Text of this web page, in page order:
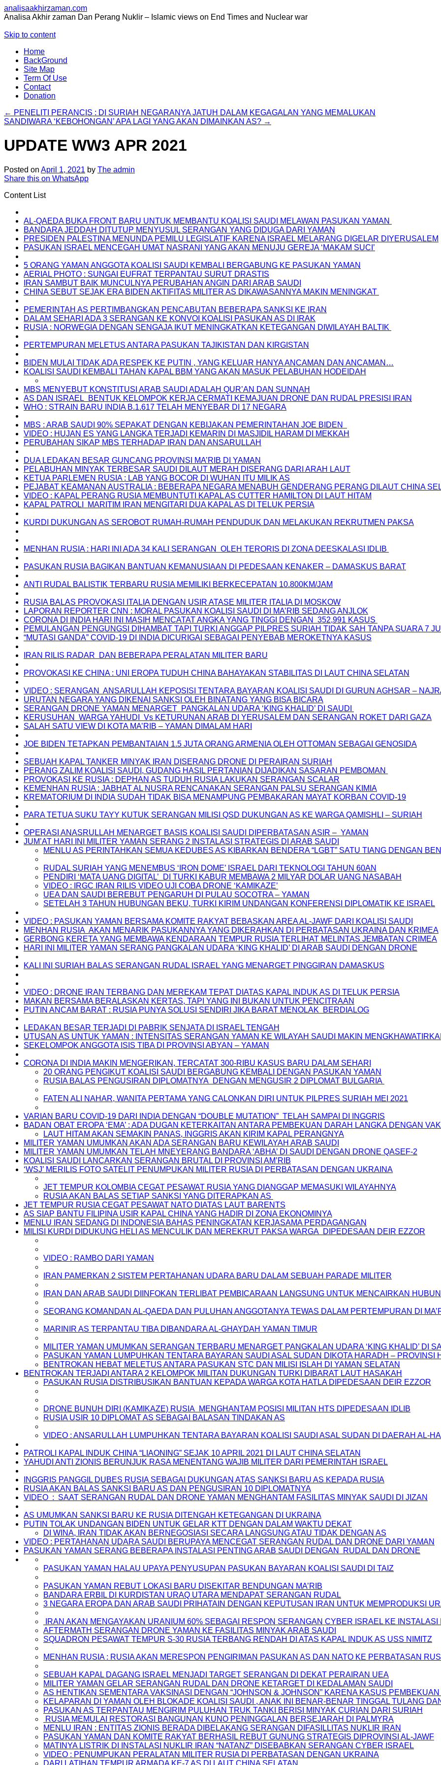
analisaakhirzaman.com
Analisa Akhir zaman Dan Perang Nuklir – Islamic views on End Times and Nuclear war
Skip to content
Home
BackGround
Site Map
Term Of Use
Contact
Donation
← PENELITI PERANCIS : DI SURIAH NEGARANYA JATUH DALAM KEGAGALAN YANG MEMALUKAN
SANDIWARA ‘KEBOHONGAN’ APA LAGI YANG AKAN DIMAINKAN AS? →
UPDATE WW3 APR 2021
Posted on April 1, 2021 by The admin
Share this on WhatsApp
Content List
AL-QAEDA BUKA FRONT BARU UNTUK MEMBANTU KOALISI SAUDI MELAWAN PASUKAN YAMAN
BANDARA JEDDAH DITUTUP MENYUSUL SERANGAN YANG DIDUGA DARI YAMAN
PRESIDEN PALESTINA MENUNDA PEMILU LEGISLATIF KARENA ISRAEL MELARANG DIGELAR DIYERUSALEM
PASUKAN ISRAEL MENCEGAH UMAT NASRANI YANG AKAN MENUJU GEREJA ‘MAKAM SUCI’
5 ORANG YAMAN ANGGOTA KOALISI SAUDI KEMBALI BERGABUNG KE PASUKAN YAMAN
AERIAL PHOTO : SUNGAI EUFRAT TERPANTAU SURUT DRASTIS
IRAN SAMBUT BAIK MUNCULNYA PERUBAHAN ANGIN DARI ARAB SAUDI
CHINA SEBUT SEJAK ERA BIDEN AKTIFITAS MILITER AS DIKAWASANNYA MAKIN MENINGKAT
PEMERINTAH AS PERTIMBANGKAN PENCABUTAN BEBERAPA SANKSI KE IRAN
DALAM SEHARI ADA 3 SERANGAN KE KONVOI KOALISI PASUKAN AS DI IRAK
RUSIA : NORWEGIA DENGAN SENGAJA IKUT MENINGKATKAN KETEGANGAN DIWILAYAH BALTIK
PERTEMPURAN MELETUS ANTARA PASUKAN TAJIKISTAN DAN KIRGISTAN
BIDEN MULAI TIDAK ADA RESPEK KE PUTIN , YANG KELUAR HANYA ANCAMAN DAN ANCAMAN…
KOALISI SAUDI KEMBALI TAHAN KAPAL BBM YANG AKAN MASUK PELABUHAN HODEIDAH
MBS MENYEBUT KONSTITUSI ARAB SAUDI ADALAH QUR’AN DAN SUNNAH
AS DAN ISRAEL BENTUK KELOMPOK KERJA CERMATI KEMAJUAN DRONE DAN RUDAL PRESISI IRAN
WHO : STRAIN BARU INDIA B.1.617 TELAH MENYEBAR DI 17 NEGARA
MBS : ARAB SAUDI 90% SEPAKAT DENGAN KEBIJAKAN PEMERINTAHAN JOE BIDEN
VIDEO : HUJAN ES YANG LANGKA TERJADI KEMARIN DI MASJIDIL HARAM DI MEKKAH
PERUBAHAN SIKAP MBS TERHADAP IRAN DAN ANSARULLAH
DUA LEDAKAN BESAR GUNCANG PROVINSI MA’RIB DI YAMAN
PELABUHAN MINYAK TERBESAR SAUDI DILAUT MERAH DISERANG DARI ARAH LAUT
KETUA PARLEMEN RUSIA : LAB YANG BOCOR DI WUHAN ITU MILIK AS
PEJABAT KEAMANAN AUSTRALIA : BEBERAPA NEGARA MENABUH GENDERANG PERANG DILAUT CHINA
VIDEO : KAPAL PERANG RUSIA MEMBUNTUTI KAPAL AS CUTTER HAMILTON DI LAUT HITAM
KAPAL PATROLI MARITIM IRAN MENGITARI DUA KAPAL AS DI TELUK PERSIA
KURDI DUKUNGAN AS SEROBOT RUMAH-RUMAH PENDUDUK DAN MELAKUKAN REKRUTMEN PAKSA
MENHAN RUSIA : HARI INI ADA 34 KALI SERANGAN OLEH TERORIS DI ZONA DEESKALASI IDLIB
PASUKAN RUSIA BAGIKAN BANTUAN KEMANUSIAAN DI PEDESAAN KENAKER – DAMASKUS BARAT
ANTI RUDAL BALISTIK TERBARU RUSIA MEMILIKI BERKECEPATAN 10.800KM/JAM
RUSIA BALAS PROVOKASI ITALIA DENGAN USIR ATASE MILITER ITALIA DI MOSKOW
LAPORAN REPORTER CNN : MORAL PASUKAN KOALISI SAUDI DI MA’RIB SEDANG ANJLOK
CORONA DI INDIA HARI INI MASIH MENCATAT ANGKA YANG TINGGI DENGAN 352,991 KASUS
PEMULANGAN PENGUNGSI DIHAMBAT TAPI TURKI ANGGAP PILPRES SURIAH TIDAK SAH TANPA SUARA 7
“MUTASI GANDA” COVID-19 DI INDIA DICURIGAI SEBAGAI PENYEBAB MEROKETNYA KASUS
IRAN RILIS RADAR DAN BEBERAPA PERALATAN MILITER BARU
PROVOKASI KE CHINA : UNI EROPA TUDUH CHINA BAHAYAKAN STABILITAS DI LAUT CHINA SELATAN
VIDEO : SERANGAN ANSARULLAH KEPOSISI TENTARA BAYARAN KOALISI SAUDI DI GURUN AGHSAR –
URUTAN NEGARA YANG DIKENAI SANKSI OLEH BINATANG YANG BISA BICARA
SERANGAN DRONE YAMAN MENARGET PANGKALAN UDARA ‘KING KHALID’ DI SAUDI
KERUSUHAN WARGA YAHUDI Vs KETURUNAN ARAB DI YERUSALEM DAN SERANGAN ROKET DARI GAZA
SALAH SATU VIEW DI KOTA MA’RIB – YAMAN DIMALAM HARI
JOE BIDEN TETAPKAN PEMBANTAIAN 1.5 JUTA ORANG ARMENIA OLEH OTTOMAN SEBAGAI GENOSIDA
SEBUAH KAPAL TANKER MINYAK IRAN DISERANG DRONE DI PERAIRAN SURIAH
PERANG ZALIM KOALISI SAUDI, GUDANG HASIL PERTANIAN DIJADIKAN SASARAN PEMBOMAN
PROVOKASI KE RUSIA : DEPHAN AS TUDUH RUSIA LAKUKAN SERANGAN SCALAR
KEMENHAN RUSIA : JABHAT AL NUSRA RENCANAKAN SERANGAN PALSU SERANGAN KIMIA
KREMATORIUM DI INDIA SUDAH TIDAK BISA MENAMPUNG PEMBAKARAN MAYAT KORBAN COVID-19
PARA TETUA SUKU TAYY KUTUK SERANGAN MILISI QSD DUKUNGAN AS KE WARGA QAMISHLI – SURIAH
OPERASI ANASRULLAH MENARGET BASIS KOALISI SAUDI DIPERBATASAN ASIR – YAMAN
JUM’AT HARI INI MILITER YAMAN SERANG 2 INSTALASI STRATEGIS DI ARAB SAUDI
MENLU AS PERINTAHKAN SEMUA KEDUBES AS KIBARKAN BENDERA “LGBT” SATU TIANG DENGAN
RUDAL SURIAH YANG MENEMBUS ‘IRON DOME’ ISRAEL DARI TEKNOLOGI TAHUN 60AN
PENDIRI ‘MATA UANG DIGITAL’ DI TURKI KABUR MEMBAWA 2 MILYAR DOLAR UANG NASABAH
VIDEO : IRGC IRAN RILIS VIDEO UJI COBA DRONE ‘KAMIKAZE’
UEA DAN SAUDI BEREBUT PENGARUH DI PULAU SOCOTRA – YAMAN
SETELAH 3 TAHUN HUBUNGAN BEKU, TURKI KIRIM UNDANGAN KONFERENSI DIPLOMATIK KE ISRAEL
VIDEO : PASUKAN YAMAN BERSAMA KOMITE RAKYAT BEBASKAN AREA AL-JAWF DARI KOALISI SAUDI
MENHAN RUSIA AKAN MENARIK PASUKANNYA YANG DIKERAHKAN DI PERBATASAN UKRAINA DAN KRIMEA
GERBONG KERETA YANG MEMBAWA KENDARAAN TEMPUR RUSIA TERLIHAT MELINTAS JEMBATAN CRIMEA
HARI INI MILITER YAMAN SERANG PANGKALAN UDARA ‘KING KHALID’ DI ARAB SAUDI DENGAN DRONE
KALI INI SURIAH BALAS SERANGAN RUDAL ISRAEL YANG MENARGET PINGGIRAN DAMASKUS
VIDEO : DRONE IRAN TERBANG DAN MEREKAM TEPAT DIATAS KAPAL INDUK AS DI TELUK PERSIA
MAKAN BERSAMA BERALASKAN KERTAS, TAPI YANG INI BUKAN UNTUK PENCITRAAN
PUTIN ANCAM BARAT : RUSIA PUNYA SOLUSI SENDIRI JIKA BARAT MENOLAK BERDIALOG
LEDAKAN BESAR TERJADI DI PABRIK SENJATA DI ISRAEL TENGAH
UTUSAN AS UNTUK YAMAN : INTENSITAS SERANGAN YAMAN KE WILAYAH SAUDI MAKIN
SEKELOMPOK ANGGOTA ISIS TIBA DI PROVINSI ABYAN – YAMAN
CORONA DI INDIA MAKIN MENGERIKAN, TERCATAT 300-RIBU KASUS BARU DALAM SEHARI
20 ORANG PENGIKUT KOALISI SAUDI BERGABUNG KEMBALI DENGAN PASUKAN YAMAN
RUSIA BALAS PENGUSIRAN DIPLOMATNYA DENGAN MENGUSIR 2 DIPLOMAT BULGARIA
FATEN ALI NAHAR, WANITA PERTAMA YANG CALONKAN DIRI UNTUK PILPRES SURIAH MEI 2021
VARIAN BARU COVID-19 DARI INDIA DENGAN “DOUBLE MUTATION” TELAH SAMPAI DI INGGRIS
BADAN OBAT EROPA ‘EMA’ : ADA DUGAN KETERKAITAN ANTARA PEMBEKUAN DARAH LANGKA DENGAN
LAUT HITAM AKAN SEMAKIN PANAS, INGGRIS AKAN KIRIM KAPAL PERANGNYA
MILITER YAMAN UMUMKAN AKAN ADA SERANGAN BARU KEWILAYAH ARAB SAUDI
MILITER YAMAN UMUMKAN TELAH MNEYERANG BANDARA ‘ABHA’ DI SAUDI DENGAN DRONE QASEF-2
KOALISI SAUDI LANCARKAN SERANGAN BRUTAL DI PROVINSI AM’RIB
‘WSJ’ MERILIS FOTO SATELIT PENUMPUKAN MILITER RUSIA DI PERBATASAN DENGAN UKRAINA
JET TEMPUR KOLOMBIA CEGAT PESAWAT RUSIA YANG DIANGGAP MEMASUKI WILAYAHNYA
RUSIA AKAN BALAS SETIAP SANKSI YANG DITERAPKAN AS
JET TEMPUR RUSIA CEGAT PESAWAT NATO DIATAS LAUT BARENTS
AS SIAP BANTU FILIPINA USIR KAPAL CHINA YANG HADIR DI ZONA EKONOMINYA
MENLU IRAN SEDANG DI INDONESIA BAHAS PENINGKATAN KERJASAMA PERDAGANGAN
MILISI KURDI DIDUKUNG HELI AS MENCULIK DAN MEREKRUT PAKSA WARGA DIPEDESAAN DEIR EZZOR
VIDEO : RAMBO DARI YAMAN
IRAN PAMERKAN 2 SISTEM PERTAHANAN UDARA BARU DALAM SEBUAH PARADE MILITER
IRAN DAN ARAB SAUDI DIINFOKAN TERLIBAT PEMBICARAAN LANGSUNG UNTUK MENCAIRKAN
SEORANG KOMANDAN AL-QAEDA DAN PULUHAN ANGGOTANYA TEWAS DALAM PERTEMPURAN DI
MARINIR AS TERPANTAU TIBA DIBANDARA AL-GHAYDAH YAMAN TIMUR
MILITER YAMAN UMUMKAN SERANGAN TERBARU MENARGET PANGKALAN UDARA ‘KING KHALID’ DI
PASUKAN YAMAN LUMPUHKAN TENTARA BAYARAN SAUDI ASAL SUDAN DIKOTA HARADH – PROVINSI
BENTROKAN HEBAT MELETUS ANTARA PASUKAN STC DAN MILISI ISLAH DI YAMAN SELATAN
BENTROKAN TERJADI ANTARA 2 KELOMPOK MILITAN DUKUNGAN TURKI DIBARAT LAUT HASAKAH
PASUKAN RUSIA DISTRIBUSIKAN BANTUAN KEPADA WARGA KOTA HATLA DIPEDESAAN DEIR EZZOR
DRONE BUNUH DIRI (KAMIKAZE) RUSIA MENGHANTAM POSISI MILITAN HTS DIPEDESAAN IDLIB
RUSIA USIR 10 DIPLOMAT AS SEBAGAI BALASAN TINDAKAN AS
VIDEO : ANSARULLAH LUMPUHKAN TENTARA BAYARAN KOALISI SAUDI ASAL SUDAN DI DAERAH AL-
PATROLI KAPAL INDUK CHINA “LIAONING” SEJAK 10 APRIL 2021 DI LAUT CHINA SELATAN
YAHUDI ANTI ZIONIS BERUNJUK RASA MENENTANG WAJIB MILITER DARI PEMERINTAH ISRAEL
INGGRIS PANGGIL DUBES RUSIA SEBAGAI DUKUNGAN ATAS SANKSI BARU AS KEPADA RUSIA
RUSIA AKAN BALAS SANKSI BARU AS DAN PENGUSIRAN 10 DIPLOMATNYA
VIDEO : SAAT SERANGAN RUDAL DAN DRONE YAMAN MENGHANTAM FASILITAS MINYAK SAUDI DI JIZAN
AS UMUMKAN SANKSI BARU KE RUSIA DITENGAH KETEGANGAN DI UKRAINA
PUTIN TOLAK UNDANGAN BIDEN UNTUK GELAR KTT DENGAN DALAM WAKTU DEKAT
DI WINA, IRAN TIDAK AKAN BERNEGOSIASI SECARA LANGSUNG ATAU TIDAK DENGAN AS
VIDEO : PERTAHANAN UDARA SAUDI BERUPAYA MENCEGAT SERANGAN RUDAL DAN DRONE DARI YAMAN
PASUKAN YAMAN SERANG BEBERAPA INSTALASI PENTING ARAB SAUDI DENGAN RUDAL DAN DRONE
PASUKAN YAMAN HALAU UPAYA PENYUSUPAN PASUKAN BAYARAN KOALISI SAUDI DI TAIZ
PASUKAN YAMAN REBUT LOKASI BARU DISEKITAR BENDUNGAN MA’RIB
BANDARA ERBIL DI KURDISTAN URAQ UTARA MENDAPAT SERANGAN RUDAL
3 NEGARA EROPA DAN ARAB SAUDI PRIHATAIN DENGAN KEPUTUSAN IRAN UNTUK MEMPRODUKSI
IRAN AKAN MENGAYAKAN URANIUM 60% SEBAGAI RESPON SERANGAN CYBER ISRAEL KE INSTALASI
AFTERMATH SERANGAN DRONE YAMAN KE FASILITAS MINYAK ARAB SAUDI
SQUADRON PESAWAT TEMPUR S-30 RUSIA TERBANG RENDAH DI ATAS KAPAL INDUK AS USS NIMITZ
MENHAN RUSIA : RUSIA AKAN MERESPON PENGIRIMAN PASUKAN AS DAN NATO KE PERBATASAN
SEBUAH KAPAL DAGANG ISRAEL MENJADI TARGET SERANGAN DI DEKAT PERAIRAN UEA
MILITER YAMAN GELAR SERANGAN RUDAL DAN DRONE KETARGET DI KEDALAMAN SAUDI
AS HENTIKAN SEMENTARA VAKSINASI DENGAN “JOHNSON & JOHNSON” KARENA KASUS
KELAPARAN DI YAMAN OLEH BLOKADE KOALISI SAUDI , ANAK INI BENAR-BENAR TINGGAL TULANG
PASUKAN AS TERPANTAU MENGIRIM PULUHAN TRUK TANKI BERISI MINYAK CURIAN DARI SURIAH
RUSIA MEMULAI RESTORASI BANGUNAN KUNO PENINGGALAN BERSEJARAH DI PALMYRA
MENLU IRAN : ENTITAS ZIONIS BERADA DIBELAKANG SERANGAN DIFASILLITAS NUKLIR IRAN
PASUKAN YAMAN DAN KOMITE RAKYAT BERHASIL REBUT GUNUNG STRATEGIS DIPROVINSI AL-JAWF
MATINYA LISTRIK DI INSTALASI NUKLIR IRAN “NATANZ” DISEBABKAN SERANGAN CYBER ISRAEL
VIDEO : PENUMPUKAN PERALATAN MILITER RUSIA DI PERBATASAN DENGAN UKRAINA
DARI LATIHAN TEMPUR ARMADA KE-7 AS DI LAUT CHINA SELATAN